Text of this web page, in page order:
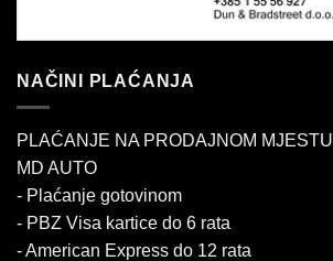
NAČINI PLAĆANJA
PLAĆANJE NA PRODAJNOM MJESTU
MD AUTO
- Plaćanje gotovinom
- PBZ Visa kartice do 6 rata
- American Express do 12 rata